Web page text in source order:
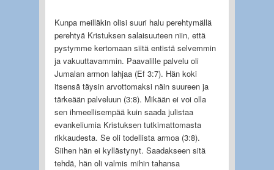
Kunpa meilläkin olisi suuri halu perehtymällä
perehtyä Kristuksen salaisuuteen niin, että
pystymme kertomaan siitä entistä selvemmin
ja vakuuttavammin. Paavalille palvelu oli
Jumalan armon lahjaa (Ef 3:7). Hän koki
itsensä täysin arvottomaksi näin suureen ja
tärkeään palveluun (3:8). Mikään ei voi olla
sen ihmeellisempää kuin saada julistaa
evankeliumia Kristuksen tutki­mattomasta
rikkaudesta. Se oli todellista armoa (3:8).
Siihen hän ei kyllästynyt. Saadakseen sitä
tehdä, hän oli valmis mihin tahansa